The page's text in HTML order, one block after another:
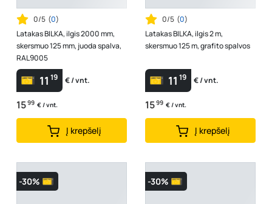
0/5 (0)
Latakas BILKA, ilgis 2000 mm,
skersmuo 125 mm, juoda spalva,
RAL9005
11 19 € / vnt.
1599 € / vnt.
Į krepšelį
0/5 (0)
Latakas BILKA, ilgis 2 m,
skersmuo 125 m, grafito spalvos
11 19 € / vnt.
1599 € / vnt.
Į krepšelį
-30% -30%